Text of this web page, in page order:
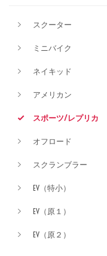
スクーター
ミニバイク
ネイキッド
アメリカン
スポーツ/レプリカ
オフロード
スクランブラー
EV（特小）
EV（原１）
EV（原２）